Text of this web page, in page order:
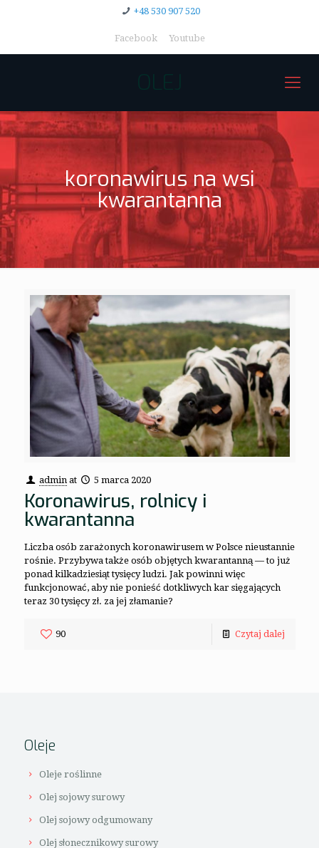
+48 530 907 520
Facebook Youtube
OLEJ
koronawirus na wsi
kwarantanna
admin at 5 marca 2020
Koronawirus, rolnicy i
kwarantanna
Liczba osób zarażonych koronawirusem w Polsce nieustannie
rośnie. Przybywa także osób objętych kwarantanną — to już
ponad kilkadziesiąt tysięcy ludzi. Jak powinni więc
funkcjonować, aby nie ponieść dotkliwych kar sięgających
teraz 30 tysięcy zł. za jej złamanie?
90 Czytaj dalej
Oleje
Oleje roślinne
Olej sojowy surowy
Olej sojowy odgumowany
Olej słonecznikowy surowy